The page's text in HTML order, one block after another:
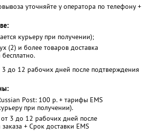
уточняйте у оператора по телефону +
курьеру при получении);
(2) и более товаров доставка
бесплатно.
3 до 12 рабочих дней после подтверждения
Рost: 100 р. + тарифы EMS
при получении).
3 до 12 рабочих дней после
+ Срок доставки ЕMS